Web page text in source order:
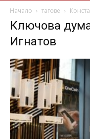
Начало тагове
Ключова
Игнатов